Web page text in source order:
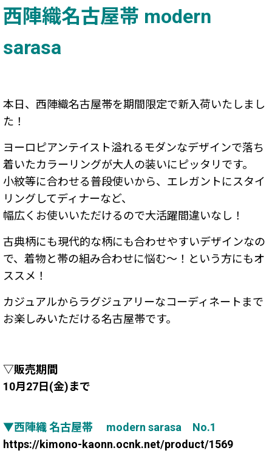
西陣織名古屋帯 modern
sarasa
本日、西陣織名古屋帯を期間限定で新入荷いたしまし
た！
ヨーロピアンテイスト溢れるモダンなデザインで落ち
着いたカラーリングが大人の装いにピッタリです。
小紋等に合わせる普段使いから、エレガントにスタイ
リングしてディナーなど、
幅広くお使いいただけるので大活躍間違いなし！
古典柄にも現代的な柄にも合わせやすいデザインなの
で、着物と帯の組み合わせに悩む〜！という方にもオ
ススメ！
カジュアルからラグジュアリーなコーディネートまで
お楽しみいただける名古屋帯です。
▽販売期間
10月27日(金)まで
▼西陣織 名古屋帯 modern sarasa No.1
https://kimono-kaonn.ocnk.net/product/1569